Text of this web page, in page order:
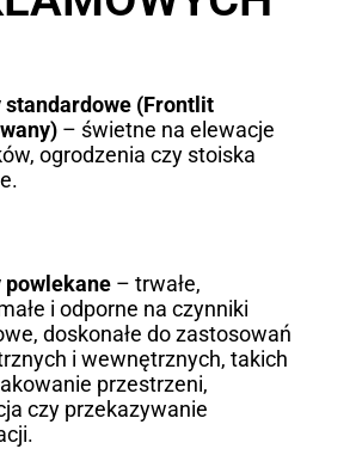
standardowe (Frontlit
– świetne na elewacje
ogrodzenia czy stoiska
powlekane– trwałe,
i odporne na czynniki
doskonałe do zastosowań
i wewnętrznych, takich
przestrzeni,
czy przekazywanie